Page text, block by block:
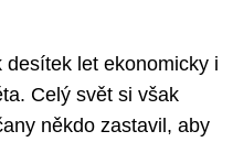
let ekonomicky i
Celý svět si však
někdo zastavil, aby